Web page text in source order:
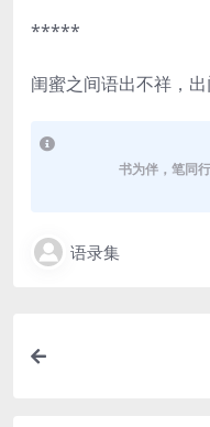
*****
闺蜜之间语出不祥，出
书为伴，笔同
语录集